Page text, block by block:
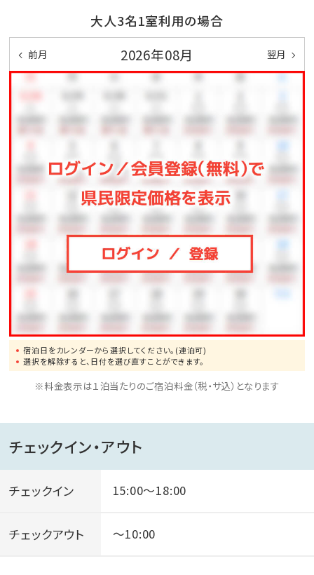
デトックス効果の高い砂むし温泉は、全身美容のために
若い女性の利用も多く、外国人には和風サウナとしても
好評を得ています。
砂むし行 15時半~18時 30分間隔運行
■2Fロビーではコーヒーサービスやデトックスウォータ
ーをご用意。
■アフターディナーラウンジ。不定期開催無料 20時～
お休み前に温かいお飲み物をご用意してお待ちしており
■客室は全室【禁煙】【室内個別空調】【Wi-Fi】【加湿器
機能付き空気清浄機】完備！
大人3名1室利用の場合
前月 2026年08月 翌月
宿泊日をカレンダーから選択してください。(連泊可)
選択を解除すると、日付を選び直すことができます。
※料金表示は１泊当たりのご宿泊料金（税・サ込）となります
チェックイン・アウト
チェックイン 15:00～18:00
チェックアウト ～10:00